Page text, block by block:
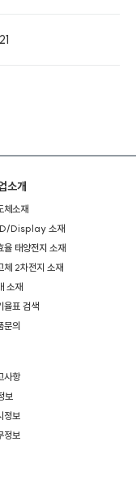
소개
체소재
Display 소재
율 태양전지 소재
체 2차전지 소재
소재
율표 검색
문의
사항
보
정보
정보